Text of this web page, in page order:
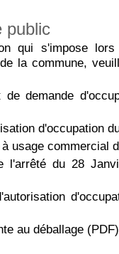
public
qui s'impose
la commune,
de demande
d'occupation
usage commercial
l'arrêté du 28
au déballage